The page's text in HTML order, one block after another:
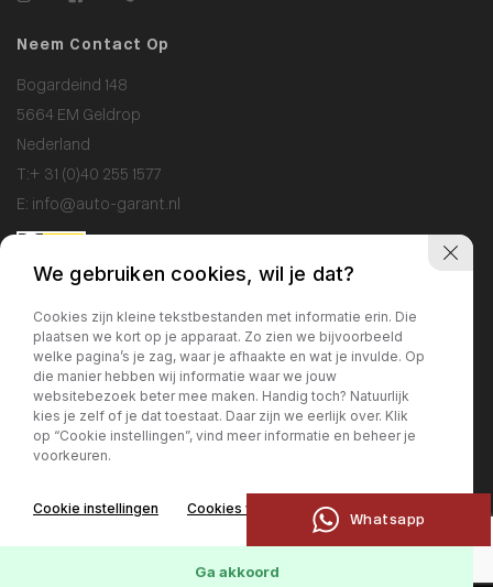
Whatsapp
Neem Contact Op
Bogardeind 148
5664 EM Geldrop
Nederland
T:+ 31 (0)40 255 1577
E: info@auto-garant.nl
Showroom
Ma / Vr: 09:00 - 18:00
Za: 10:00 - 17:00
Zo: gesloten
Ma / Vr: 09:00 - 17:00
We gebruiken cookies, wil je dat?
Cookies zijn kleine tekstbestanden met informatie erin. Die
plaatsen we kort op je apparaat. Zo zien we bijvoorbeeld
welke pagina’s je zag, waar je afhaakte en wat je invulde. Op
die manier hebben wij informatie waar we jouw
websitebezoek beter mee maken. Handig toch? Natuurlijk
kies je zelf of je dat toestaat. Daar zijn we eerlijk over. Klik
op “Cookie instellingen”, vind meer informatie en beheer je
voorkeuren.
Cookie instellingen Cookies weigeren
Ga akkoord